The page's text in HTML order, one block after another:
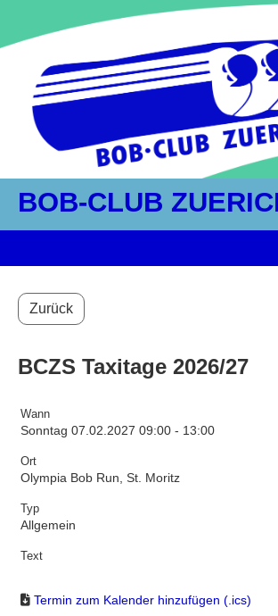
BOB-CLUB
Zurück
BCZS Taxitage 2026/27
Wann
Sonntag 07.02.2027 09:00 - 13:00
Ort
Olympia Bob Run, St. Moritz
Typ
Allgemein
Text
Termin zum Kalender hinzufügen (.ics)